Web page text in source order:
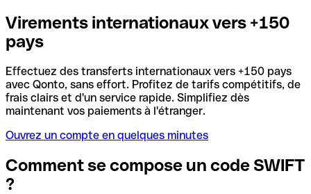
Virements internationaux vers +150
pays
Effectuez des transferts internationaux vers +150 pays
avec Qonto, sans effort. Profitez de tarifs compétitifs, de
frais clairs et d'un service rapide. Simplifiez dès
maintenant vos paiements à l'étranger.
Ouvrez un compte en quelques minutes
Comment se compose un code SWIFT
?